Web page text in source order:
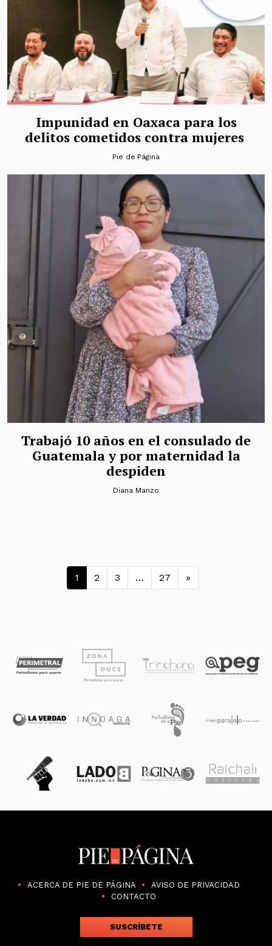
Impunidad en Oaxaca para los
delitos cometidos contra mujeres
Pie de Página
Trabajó 10 años en el consulado de
Guatemala y por maternidad la
despiden
Diana Manzo
Navegación de entradas
1 2 3 … 27 »
ACERCA DE PIE DE PÁGINA
AVISO DE PRIVACIDAD
CONTACTO
SUSCRÍBETE